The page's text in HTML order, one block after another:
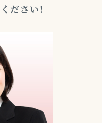
ださい！